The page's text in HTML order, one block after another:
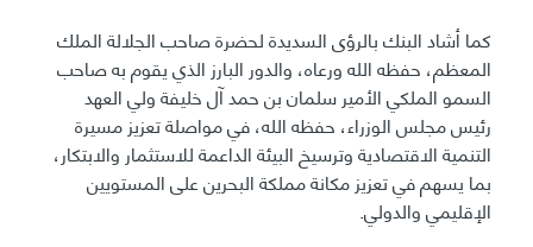
كما أشاد البنك بالرؤى السديدة لحضرة صاحب الجلالة الملك
المعظم، حفظه الله ورعاه، والدور البارز الذي يقوم به صاحب
السمو الملكي الأمير سلمان بن حمد آل خليفة ولي العهد
رئيس مجلس الوزراء، حفظه الله، في مواصلة تعزيز مسيرة
التنمية الاقتصادية وترسيخ البيئة الداعمة للاستثمار والابتكار،
بما يسهم في تعزيز مكانة مملكة البحرين على المستويين
الإقليمي والدولي.